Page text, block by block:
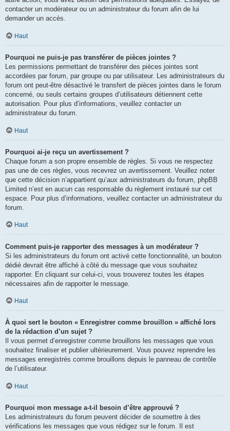
contacter un modérateur ou un administrateur du forum afin de lui
demander un accès.
Haut
Pourquoi ne puis-je pas transférer de pièces jointes ?
Les permissions permettant de transférer des pièces jointes sont
accordées par forum, par groupe ou par utilisateur. Les administrateurs du
forum ont peut-être désactivé le transfert de pièces jointes dans le forum
concerné, ou seuls certains groupes d’utilisateurs détiennent cette
autorisation. Pour plus d’informations, veuillez contacter un
administrateur du forum.
Haut
Pourquoi ai-je reçu un avertissement ?
Chaque forum a son propre ensemble de règles. Si vous ne respectez
pas une de ces règles, vous recevrez un avertissement. Veuillez noter
que cette décision n’appartient qu’aux administrateurs du forum, phpBB
Limited n’est en aucun cas responsable du règlement instauré sur cet
espace. Pour plus d’informations, veuillez contacter un administrateur du
forum.
Haut
Comment puis-je rapporter des messages à un modérateur ?
Si les administrateurs du forum ont activé cette fonctionnalité, un bouton
dédié devrait être affiché à côté du message que vous souhaitez
rapporter. En cliquant sur celui-ci, vous trouverez toutes les étapes
nécessaires afin de rapporter le message.
Haut
À quoi sert le bouton « Enregistrer comme brouillon » affiché lors
de la rédaction d’un sujet ?
Il vous permet d’enregistrer comme brouillons les messages que vous
souhaitez finaliser et publier ultérieurement. Vous pouvez reprendre les
messages enregistrés comme brouillons depuis le panneau de contrôle
de l’utilisateur.
Haut
Pourquoi mon message a-t-il besoin d’être approuvé ?
Les administrateurs du forum peuvent décider de soumettre à des
vérifications les messages que vous rédigez sur le forum. Il est